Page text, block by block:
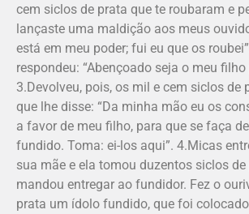
cem siclos de prata que te roubaram e
lançaste uma maldição aos meus
está em meu poder; fui eu que os
respondeu: “Aben­çoado seja o meu filho
3.Devolveu, pois, os mil e cem siclos de
que lhe disse: “Da minha mão eu os
a favor de meu filho, para que se faça
fundido. Toma: ei-los aqui”. 4.Micas
sua mãe e ela tomou duzentos siclos
mandou entregar ao fundidor. Fez o
prata um ídolo fundido, que foi